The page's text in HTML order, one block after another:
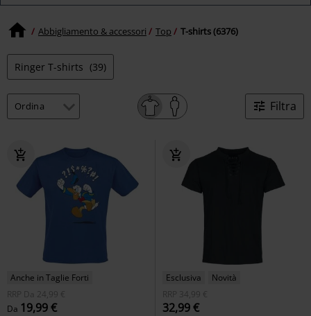
Abbigliamento & accessori Top T-shirts (6376)
Ringer T-shirts (39)
Filtra
Anche in Taglie Forti
RRP
Da 24,99 €
Da 19,99 €
Esclusiva
Novità
RRP
34,99 €
32,99 €